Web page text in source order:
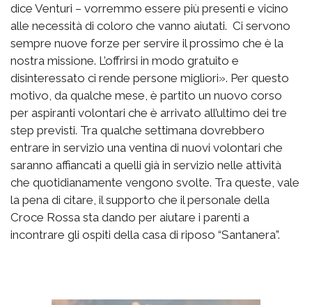
dice Venturi – vorremmo essere più presenti e vicino
alle necessità di coloro che vanno aiutati. Ci servono
sempre nuove forze per servire il prossimo che è la
nostra missione. L’offrirsi in modo gratuito e
disinteressato ci rende persone migliori». Per questo
motivo, da qualche mese, è partito un nuovo corso
per aspiranti volontari che è arrivato all’ultimo dei tre
step previsti. Tra qualche settimana dovrebbero
entrare in servizio una ventina di nuovi volontari che
saranno affiancati a quelli già in servizio nelle attività
che quotidianamente vengono svolte. Tra queste, vale
la pena di citare, il supporto che il personale della
Croce Rossa sta dando per aiutare i parenti a
incontrare gli ospiti della casa di riposo “Santanera”.